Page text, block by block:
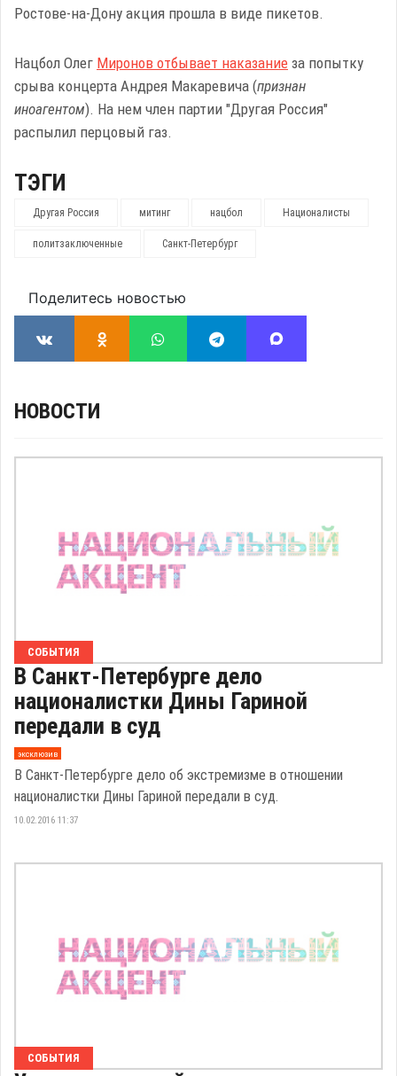
Ростове-на-Дону акция прошла в виде пикетов.
Нацбол Олег Миронов отбывает наказание за попытку
срыва концерта Андрея Макаревича (признан
иноагентом). На нем член партии "Другая Россия"
распылил перцовый газ.
ТЭГИ
Другая Россия митинг нацбол Националисты
политзаключенные Санкт-Петербург
Поделитесь новостью
НОВОСТИ
СОБЫТИЯ
В Санкт-Петербурге дело
националистки Дины Гариной
передали в суд
эксклюзив
В Санкт-Петербурге дело об экстремизме в отношении
националистки Дины Гариной передали в суд.
10.02.2016 11:37
СОБЫТИЯ